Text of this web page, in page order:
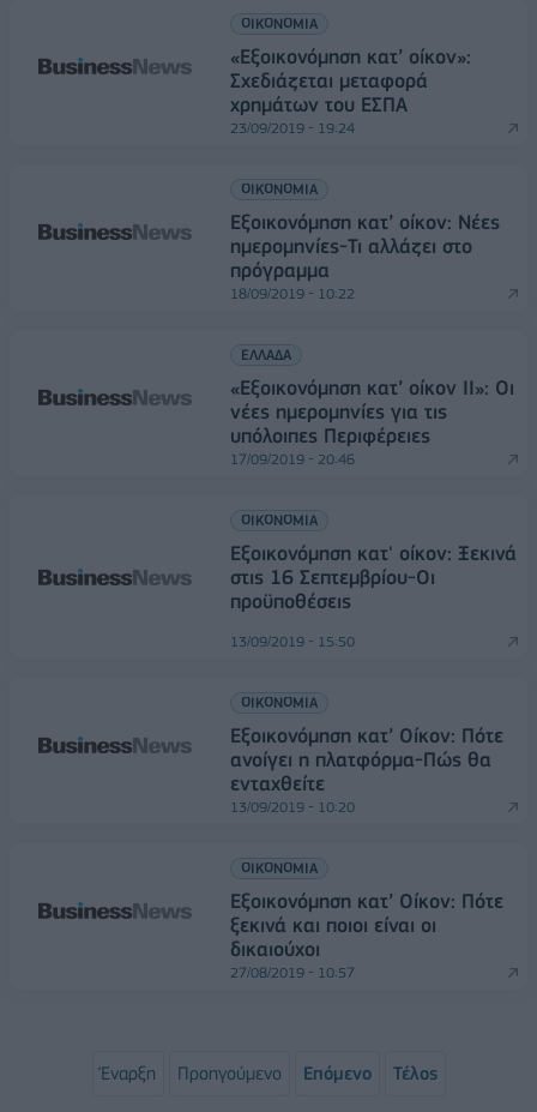
ΟΙΚΟΝΟΜΙΑ
«Εξοικονόμηση κατ’ οίκον»:
Σχεδιάζεται μεταφορά
χρημάτων του ΕΣΠΑ
23/09/2019 - 19:24
ΟΙΚΟΝΟΜΙΑ
Εξοικονόμηση κατ’ οίκον: Νέες
ημερομηνίες-Τι αλλάζει στο
πρόγραμμα
18/09/2019 - 10:22
ΕΛΛΑΔΑ
«Εξοικονόμηση κατ’ οίκον II»: Οι
νέες ημερομηνίες για τις
υπόλοιπες Περιφέρειες
17/09/2019 - 20:46
ΟΙΚΟΝΟΜΙΑ
Εξοικονόμηση κατ' οίκον: Ξεκινά
στις 16 Σεπτεμβρίου-Οι
προϋποθέσεις
13/09/2019 - 15:50
ΟΙΚΟΝΟΜΙΑ
Εξοικονόμηση κατ’ Οίκον: Πότε
ανοίγει η πλατφόρμα-Πώς θα
ενταχθείτε
13/09/2019 - 10:20
ΟΙΚΟΝΟΜΙΑ
Εξοικονόμηση κατ’ Οίκον: Πότε
ξεκινά και ποιοι είναι οι
δικαιούχοι
27/08/2019 - 10:57
Έναρξη Προηγούμενο Επόμενο Τέλος